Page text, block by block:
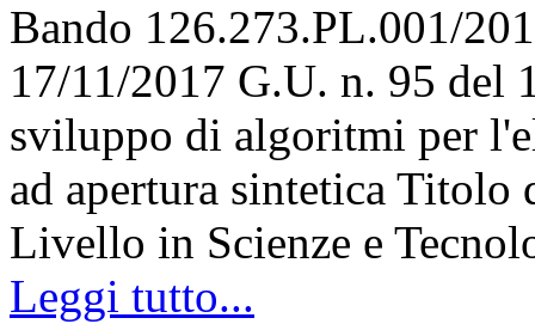
Bando 126.273.PL.001/
17/11/2017 G.U. n. 95 del
sviluppo di algoritmi per
ad apertura sintetica
Livello in Scienze e
Leggi tutto...